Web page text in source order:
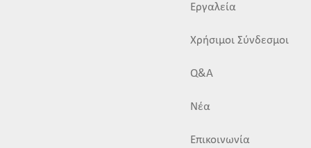
Εργαλεία
Χρήσιμοι Σύνδεσμοι
Q&A
Νέα
Επικοινωνία